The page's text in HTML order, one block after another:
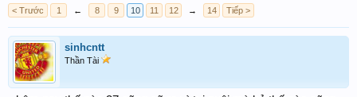
< Trước 1 ← 8 9 10 11 12 → 14 Tiếp >
sinhcntt
Thần Tài